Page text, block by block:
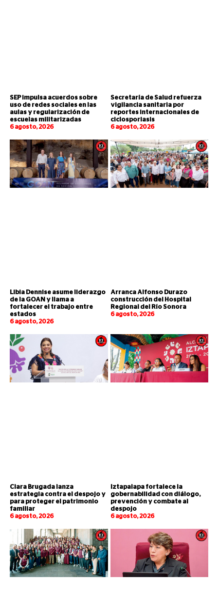
SEP impulsa acuerdos sobre
uso de redes sociales en las
aulas y regularización de
escuelas militarizadas
6 agosto, 2026
Secretaría de Salud refuerza
vigilancia sanitaria por
reportes internacionales de
ciclosporiasis
6 agosto, 2026
Libia Dennise asume liderazgo
de la GOAN y llama a
fortalecer el trabajo entre
estados
6 agosto, 2026
Arranca Alfonso Durazo
construcción del Hospital
Regional del Río Sonora
6 agosto, 2026
Clara Brugada lanza
estrategia contra el despojo y
para proteger el patrimonio
familiar
6 agosto, 2026
Iztapalapa fortalece la
gobernabilidad con diálogo,
prevención y combate al
despojo
6 agosto, 2026